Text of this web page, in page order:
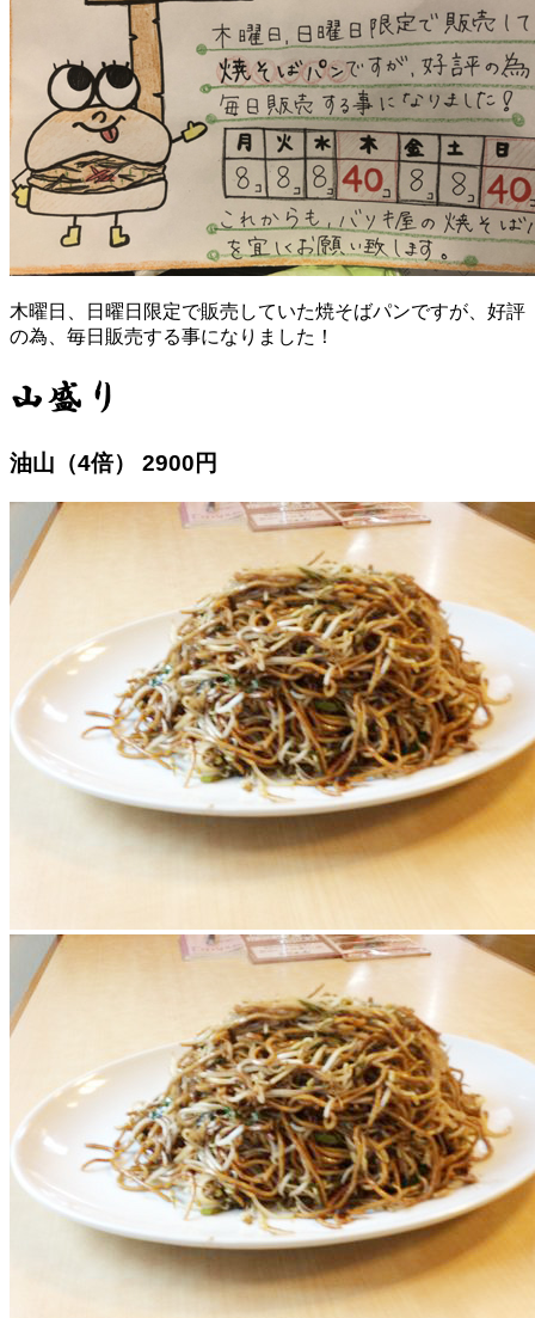
木曜日、日曜日限定で販売していた焼そばパンですが、好評
の為、毎日販売する事になりました！
油山（4倍） 2900円